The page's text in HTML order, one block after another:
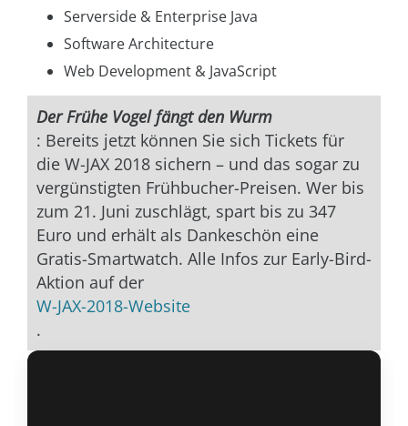
Serverside & Enterprise Java
Software Architecture
Web Development & JavaScript
Der Frühe Vogel fängt den Wurm
: Bereits jetzt können Sie sich Tickets für
die W-JAX 2018 sichern – und das sogar zu
vergünstigten Frühbucher-Preisen. Wer bis
zum 21. Juni zuschlägt, spart bis zu 347
Euro und erhält als Dankeschön eine
Gratis-Smartwatch. Alle Infos zur Early-Bird-
Aktion auf der
W-JAX-2018-Website
.